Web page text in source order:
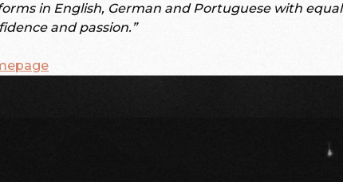
in English, German and Portuguese with equal
and passion.”